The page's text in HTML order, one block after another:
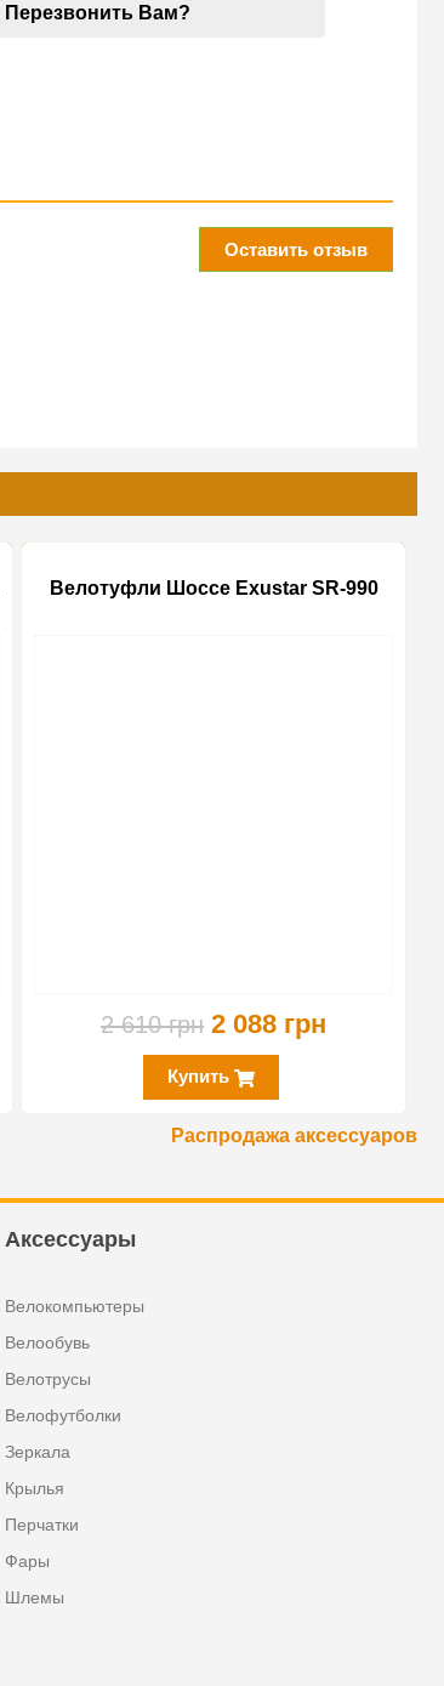
Перезвонить Вам?
Оставить отзыв
Велотуфли Шоссе Exustar SR-990
2 610 грн 2 088 грн
Купить
Распродажа аксессуаров
Аксессуары
Велокомпьютеры
Велообувь
Велотрусы
Велофутболки
Зеркала
Крылья
Перчатки
Фары
Шлемы